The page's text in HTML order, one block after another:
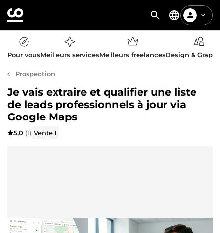
Pour vousMeilleurs servicesMeilleurs freelancesDesign &
Prospection
Je vais extraire et qualifier une liste
de leads professionnels à jour via
Google Maps
5,0 (1) Vente1